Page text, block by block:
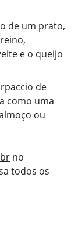
de um prato,
e o queijo
de
como uma
ou
no
todos os